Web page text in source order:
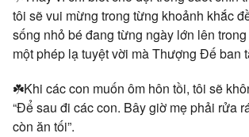
tôi sẽ vui mừng trong từng khoảnh khắc
sống nhỏ bé đang từng ngày lớn lên
một phép lạ tuyệt vời mà Thượng Đế ban
☘️Khi các con muốn ôm hôn tồi, tôi sẽ
“Để sau đi các con. Bây giờ mẹ phải rửa
còn ăn tối”.